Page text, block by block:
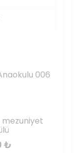
006
mezuniyet
₺